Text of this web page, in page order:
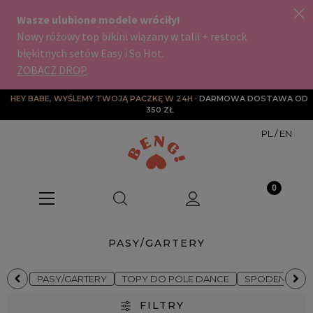
HEY BABE, WYŚLEMY TWOJĄ PACZKĘ W 24H ∙ DARMOWA DOSTAWA OD
350 ZŁ
PL /EN
PASY/GARTERY
PASY/GARTERY TOPY DO POLE DANCE SPODENKI
FILTRY